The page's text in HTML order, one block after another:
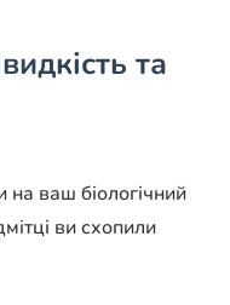
та
ваш біологічний
ви схопили